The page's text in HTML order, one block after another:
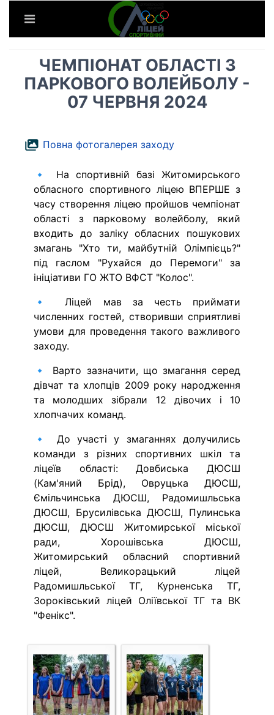
ЧЕМПІОНАТ ОБЛАСТІ З
ПАРКОВОГО ВОЛЕЙБОЛУ -
07 ЧЕРВНЯ 2024
Повна фотогалерея заходу
🔹 На спортивній базі Житомирського
обласного спортивного ліцею ВПЕРШЕ з
часу створення ліцею пройшов чемпіонат
області з парковому волейболу, який
входить до заліку обласних пошукових
змагань "Хто ти, майбутній Олімпієць?"
під гаслом "Рухайся до Перемоги" за
ініціативи ГО ЖТО ВФСТ "Колос".
🔹 Ліцей мав за честь приймати
численних гостей, створивши сприятливі
умови для проведення такого важливого
заходу.
🔹 Варто зазначити, що змагання серед
дівчат та хлопців 2009 року народження
та молодших зібрали 12 дівочих і 10
хлопчачих команд.
🔹 До участі у змаганнях долучились
команди з різних спортивних шкіл та
ліцеїв області: Довбиська ДЮСШ
(Кам'яний Брід), Овруцька ДЮСШ,
Ємільчинська ДЮСШ, Радомишльська
ДЮСШ, Брусилівська ДЮСШ, Пулинська
ДЮСШ, ДЮСШ Житомирської міської
ради, Хорошівська ДЮСШ,
Житомирський обласний спортивний
ліцей, Великорацький ліцей
Радомишльської ТГ, Курненська ТГ,
Зороківський ліцей Оліївської ТГ та ВК
"Фенікс".